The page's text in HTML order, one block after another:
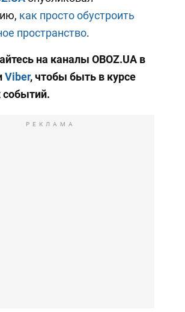
как просто обустроить
пространство.
на каналы OBOZ.UA в
Viber, чтобы быть в курсе
событий.
РЕКЛАМА